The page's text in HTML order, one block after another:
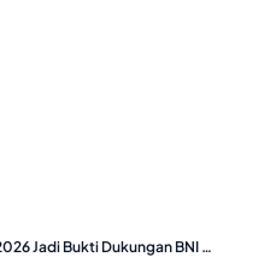
Thailand Open 2026 Jadi Bukti Dukungan BNI untuk…